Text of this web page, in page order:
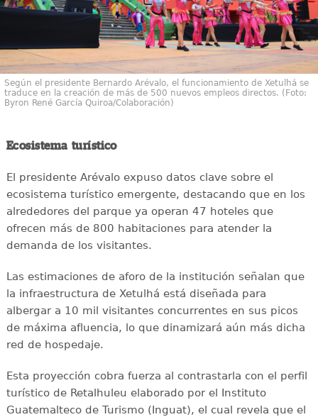
Según el presidente Bernardo Arévalo, el funcionamiento de Xetulhá se
traduce en la creación de más de 500 nuevos empleos directos. (Foto:
Byron René García Quiroa/Colaboración)
Ecosistema turístico
El presidente Arévalo expuso datos clave sobre el
ecosistema turístico emergente, destacando que en los
alrededores del parque ya operan 47 hoteles que
ofrecen más de 800 habitaciones para atender la
demanda de los visitantes.
Las estimaciones de aforo de la institución señalan que
la infraestructura de Xetulhá está diseñada para
albergar a 10 mil visitantes concurrentes en sus picos
de máxima afluencia, lo que dinamizará aún más dicha
red de hospedaje.
Esta proyección cobra fuerza al contrastarla con el perfil
turístico de Retalhuleu elaborado por el Instituto
Guatemalteco de Turismo (Inguat), el cual revela que el